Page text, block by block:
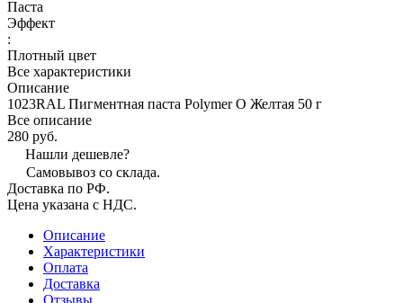
Паста
Эффект
:
Плотный цвет
Все характеристики
Описание
1023RAL Пигментная паста Polymer O Желтая 50 г
Все описание
280 руб.
Нашли дешевле?
Самовывоз со склада.
Доставка по РФ.
Цена указана с НДС.
Описание
Характеристики
Оплата
Доставка
Отзывы